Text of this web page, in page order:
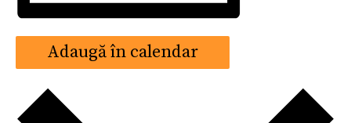
Adaugă în calendar